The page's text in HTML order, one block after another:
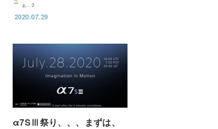
ぁ…3
2020.07.29
α7SⅢ祭り、、、まずは、